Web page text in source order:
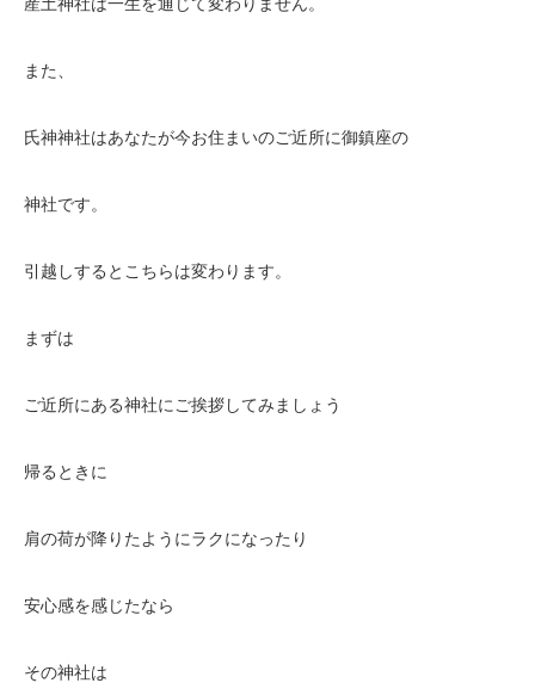
また、
氏神神社はあなたが今お住まいのご近所に御鎮座の
神社です。
引越しするとこちらは変わります。
まずは
ご近所にある神社にご挨拶してみましょう
帰るときに
肩の荷が降りたようにラクになったり
安心感を感じたなら
その神社は